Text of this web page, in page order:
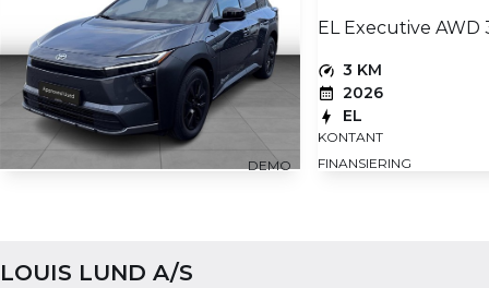
DEMO
3 KM
EL Executive AWD
3 KM
2026
EL
KONTANT
FINANSIERING
LOUIS LUND A/S